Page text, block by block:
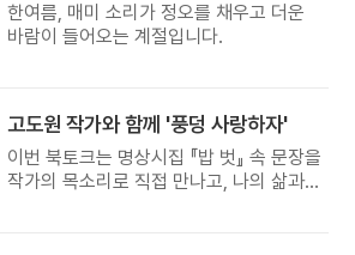
한여름, 매미 소리가 정오를 채우고 더운
바람이 들어오는 계절입니다.
고도원 작가와 함께 '풍덩 사랑하자'
이번 북토크는 명상시집 『밥 벗』 속 문장을
작가의 목소리로 직접 만나고, 나의 삶과